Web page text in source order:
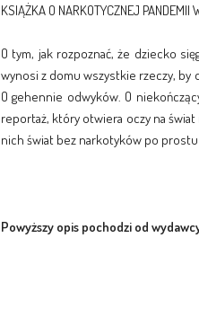
KSIĄŻKA O NARKOTYCZNEJ PANDEMII
O tym, jak rozpoznać, że dziecko
wynosi z domu wszystkie rzeczy, by
O gehennie odwyków. O
reportaż, który otwiera oczy na
nich świat bez narkotyków po
Powyższy opis pochodzi od